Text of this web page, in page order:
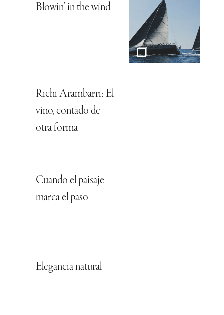
Blowin’ in the wind
Richi Arambarri: El
vino, contado de
otra forma
Cuando el paisaje
marca el paso
Elegancia natural